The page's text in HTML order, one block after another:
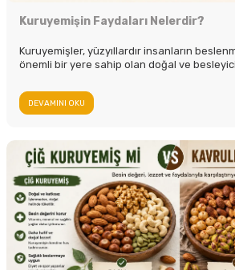
Kuruyemişin Faydaları Nelerdir?
Kuruyemişler, yüzyıllardır insanların
önemli bir yere sahip olan doğal ve besleyici
DEVAMINI OKU